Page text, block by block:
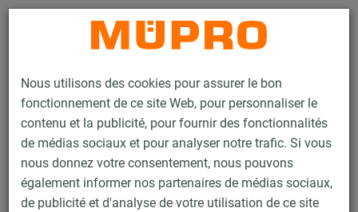
Nous utilisons des cookies pour assurer le bon
fonctionnement de ce site Web, pour personnaliser le
contenu et la publicité, pour fournir des fonctionnalités
de médias sociaux et pour analyser notre trafic. Si vous
nous donnez votre consentement, nous pouvons
également informer nos partenaires de médias sociaux,
de publicité et d'analyse de votre utilisation de ce site
Contact
Produits Technique de fixation
Systèmes de suspension par câble
Loop-It